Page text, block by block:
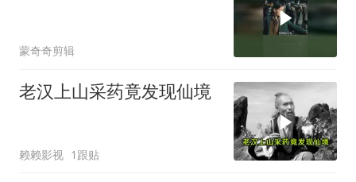
蒙奇奇剪辑
老汉上山采药竟发现仙境
赖赖影视 1跟贴